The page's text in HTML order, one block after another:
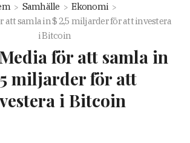
Samhälle
Ekonomi
att samla in $ 2,5 miljarder för att investera
i Bitcoin
för att samla in
miljarder för att
i Bitcoin